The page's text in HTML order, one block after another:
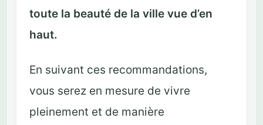
toute la beauté de la ville vue d’en
haut.
En suivant ces recommandations,
vous serez en mesure de vivre
pleinement et de manière